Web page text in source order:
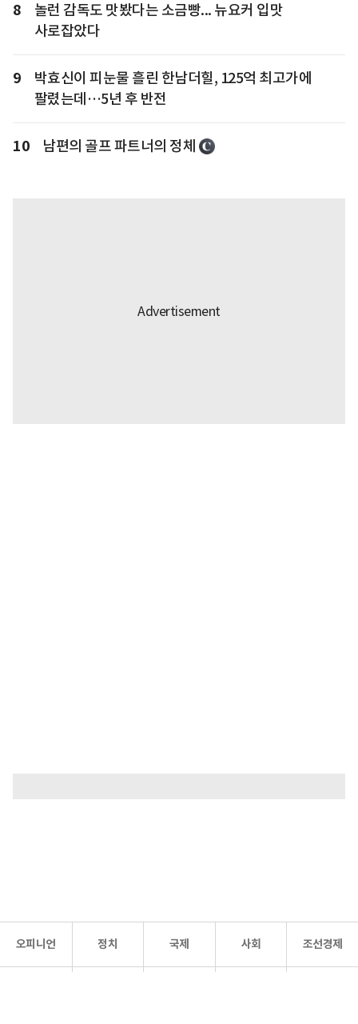
8
놀런 감독도 맛봤다는 소금빵... 뉴요커 입맛
사로잡았다
9
박효신이 피눈물 흘린 한남더힐, 125억 최고가에
팔렸는데…5년 후 반전
10 남편의 골프 파트너의 정체
오피니언 정치 국제 사회 조선경제